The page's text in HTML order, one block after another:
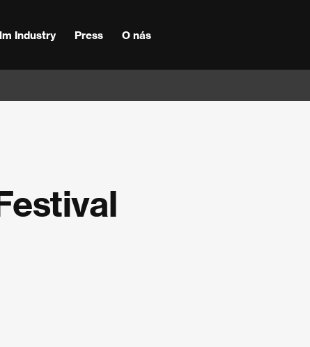
Industry Press O nás